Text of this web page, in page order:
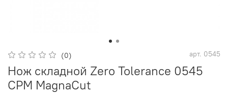
(0) арт. 0545
Нож складной Zero Tolerance 0545
CPM MagnaCut